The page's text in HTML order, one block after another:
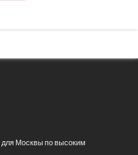
для Москвы по высоким